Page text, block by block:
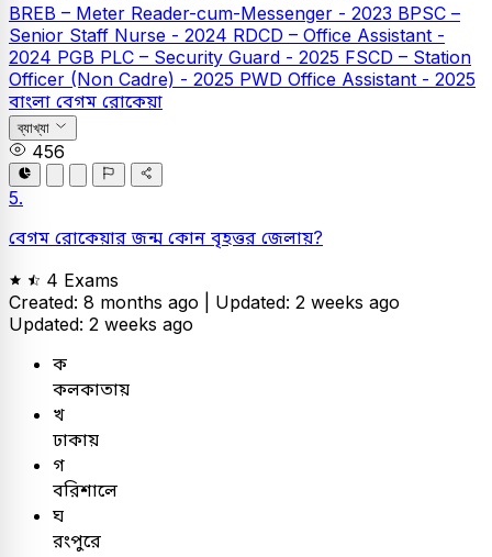
BREB – Meter Reader-cum-Messenger - 2023 BPSC –
Senior Staff Nurse - 2024 RDCD – Office Assistant -
2024 PGB PLC – Security Guard - 2025 FSCD – Station
Officer (Non Cadre) - 2025 PWD Office Assistant - 2025
বাংলা বেগম রোকেয়া
ব্যাখ্যা
456
5.
বেগম রোকেয়ার জন্ম কোন বৃহত্তর জেলায়?
4 Exams
Created: 8 months ago | Updated: 2 weeks ago
Updated: 2 weeks ago
ক
কলকাতায়
খ
ঢাকায়
গ
বরিশালে
ঘ
রংপুরে